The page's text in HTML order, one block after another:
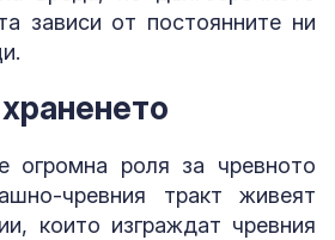
зависи от постоянните ни
огромна роля за чревното
чревния тракт живеят
които изграждат чревния